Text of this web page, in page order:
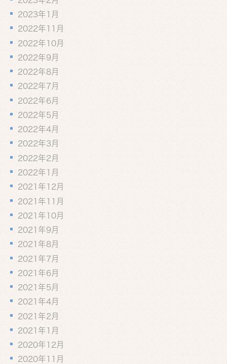
2023年1月
2022年11月
2022年10月
2022年9月
2022年8月
2022年7月
2022年6月
2022年5月
2022年4月
2022年3月
2022年2月
2022年1月
2021年12月
2021年11月
2021年10月
2021年9月
2021年8月
2021年7月
2021年6月
2021年5月
2021年4月
2021年2月
2021年1月
2020年12月
2020年11月